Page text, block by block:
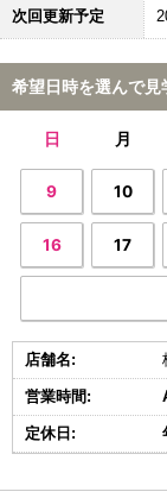
次回更新予定
希望日時を選んで見
日 月
9 10
16 17
店舗名:
営業時間:
定休日: